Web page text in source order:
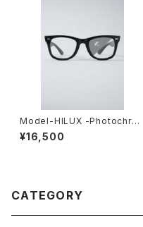
Model-HILUX -Photochro
mic-
¥16,500
CATEGORY